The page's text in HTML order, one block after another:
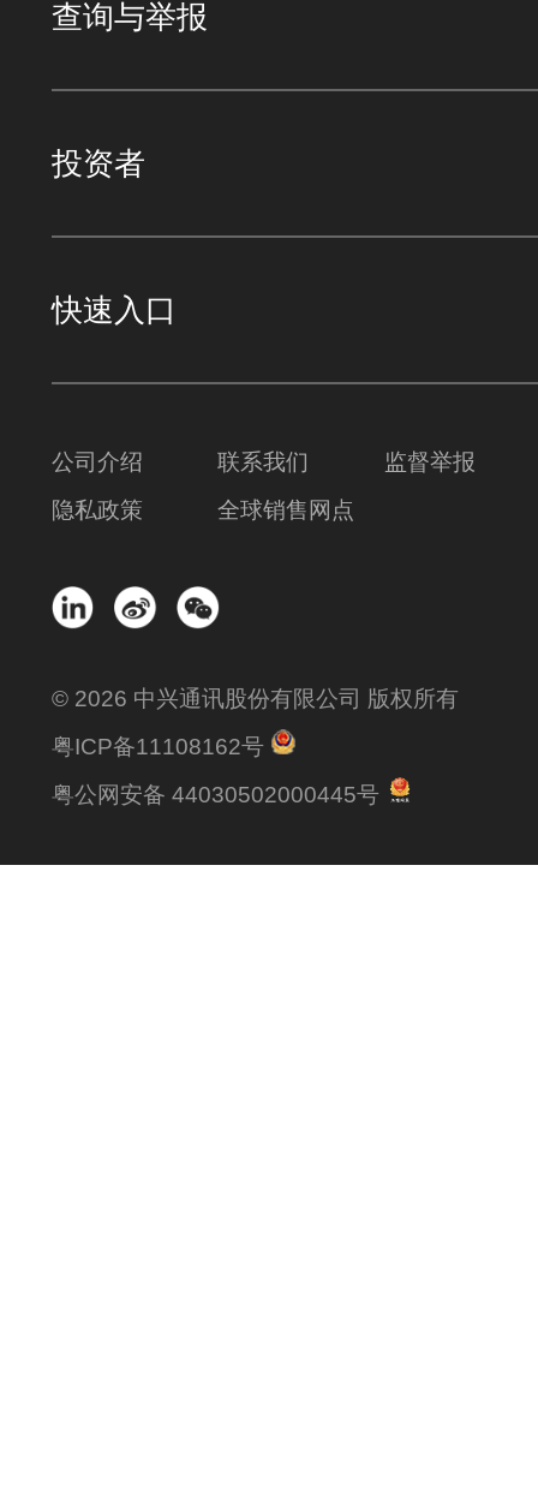
查询与举报
投资者
快速入口
公司介绍 联系我们
监督举报
隐私政策
全球销售网点
© 2026 中兴通讯股份有限公司 版权所有
粤ICP备11108162号
粤公网安备 44030502000445号